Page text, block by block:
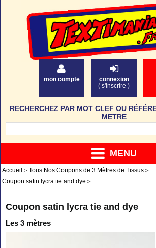
mon compte
connexion
( s'inscrire )
MENU
RECHERCHEZ PAR MOT CLEF OU
METRE
Accueil
Tous Nos Coupons de 3 Mètres de Tissus
Coupon satin lycra tie and dye
Coupon satin lycra tie and dye
Les 3 mètres